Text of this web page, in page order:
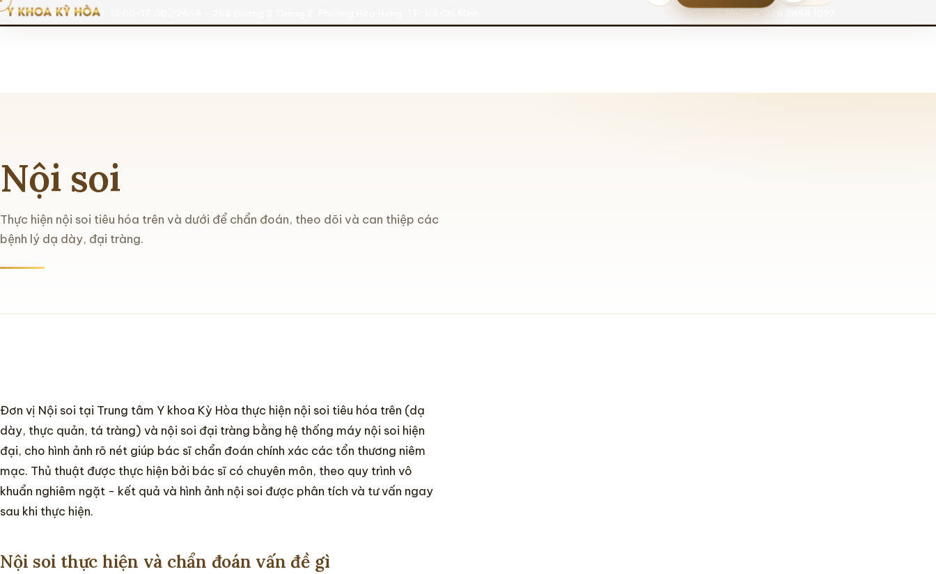
T2-T7: 06:30-11:30 · 13:00-17:00 Hotline: 028.3868.1097
Nội soi
Thực hiện nội soi tiêu hóa trên và dưới để chẩn đoán, theo dõi và can thiệp các
bệnh lý dạ dày, đại tràng.
Đơn vị Nội soi tại Trung tâm Y khoa Kỳ Hòa thực hiện nội soi tiêu hóa trên (dạ
dày, thực quản, tá tràng) và nội soi đại tràng bằng hệ thống máy nội soi hiện
đại, cho hình ảnh rõ nét giúp bác sĩ chẩn đoán chính xác các tổn thương niêm
mạc. Thủ thuật được thực hiện bởi bác sĩ có chuyên môn, theo quy trình vô
khuẩn nghiêm ngặt - kết quả và hình ảnh nội soi được phân tích và tư vấn ngay
sau khi thực hiện.
Nội soi thực hiện và chẩn đoán vấn đề gì